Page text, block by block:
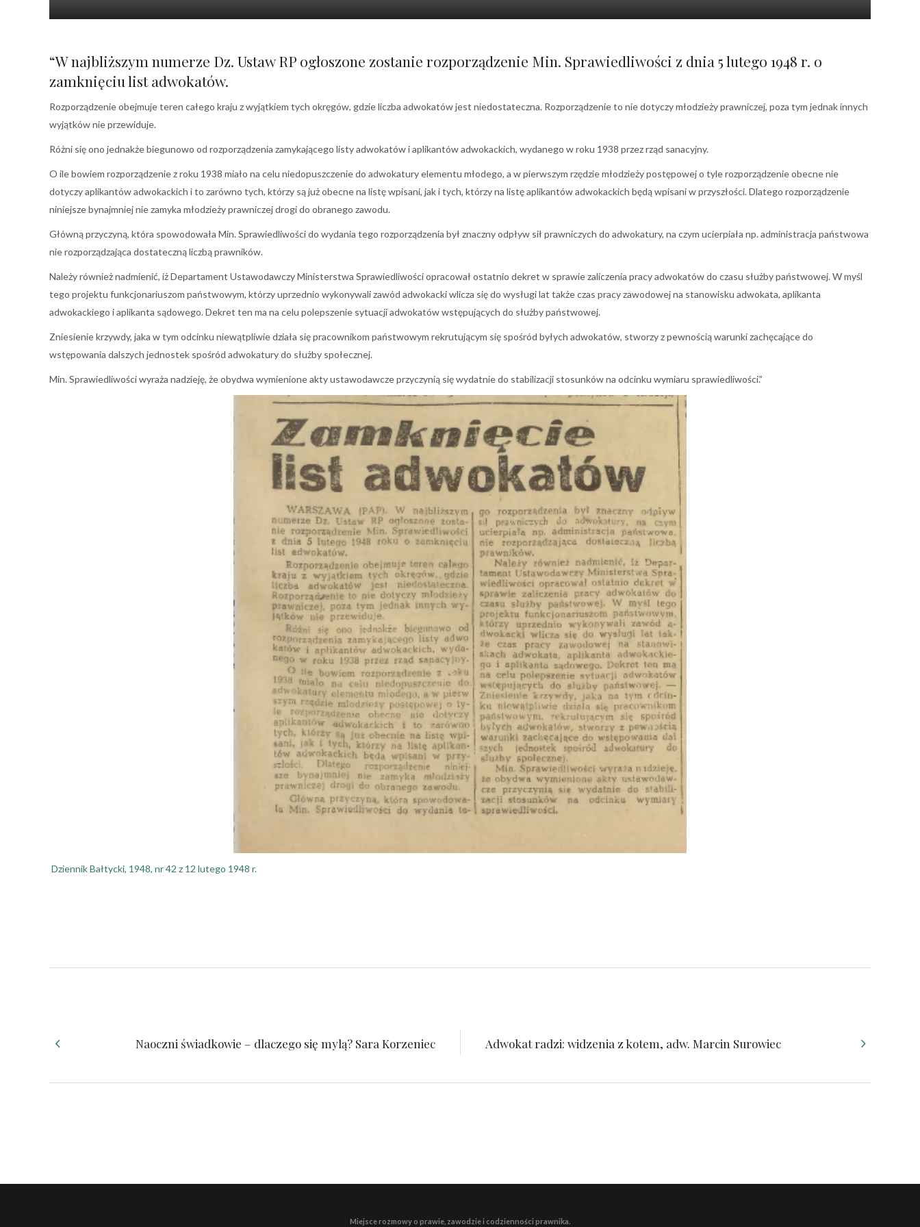
“W najbliższym numerze Dz. Ustaw RP ogłoszone zostanie rozporządzenie Min. Sprawiedliwości z dnia 5 lutego 1948 r. o
zamknięciu list adwokatów.
Rozporządzenie obejmuje teren całego kraju z wyjątkiem tych okręgów, gdzie liczba adwokatów jest niedostateczna. Rozporządzenie to nie dotyczy młodzieży prawniczej, poza tym jednak innych
wyjątków nie przewiduje.
Różni się ono jednakże biegunowo od rozporządzenia zamykającego listy adwokatów i aplikantów adwokackich, wydanego w roku 1938 przez rząd sanacyjny.
O ile bowiem rozporządzenie z roku 1938 miało na celu niedopuszczenie do adwokatury elementu młodego, a w pierwszym rzędzie młodzieży postępowej o tyle rozporządzenie obecne nie
dotyczy aplikantów adwokackich i to zarówno tych, którzy są już obecne na listę wpisani, jak i tych, którzy na listę aplikantów adwokackich będą wpisani w przyszłości. Dlatego rozporządzenie
niniejsze bynajmniej nie zamyka młodzieży prawniczej drogi do obranego zawodu.
Główną przyczyną, która spowodowała Min. Sprawiedliwości do wydania tego rozporządzenia był znaczny odpływ sił prawniczych do adwokatury, na czym ucierpiała np. administracja państwowa
nie rozporządzająca dostateczną liczbą prawników.
Należy również nadmienić, iż Departament Ustawodawczy Ministerstwa Sprawiedliwości opracował ostatnio dekret w sprawie zaliczenia pracy adwokatów do czasu służby państwowej. W myśl
tego projektu funkcjonariuszom państwowym, którzy uprzednio wykonywali zawód adwokacki wlicza się do wysługi lat także czas pracy zawodowej na stanowisku adwokata, aplikanta
adwokackiego i aplikanta sądowego. Dekret ten ma na celu polepszenie sytuacji adwokatów wstępujących do służby państwowej.
Zniesienie krzywdy, jaka w tym odcinku niewątpliwie działa się pracownikom państwowym rekrutującym się spośród byłych adwokatów, stworzy z pewnością warunki zachęcające do
wstępowania dalszych jednostek spośród adwokatury do służby społecznej.
Min. Sprawiedliwości wyraża nadzieję, że obydwa wymienione akty ustawodawcze przyczynią się wydatnie do stabilizacji stosunków na odcinku wymiaru sprawiedliwości.”
Dziennik Bałtycki, 1948, nr 42 z 12 lutego 1948 r.
Naoczni świadkowie – dlaczego się mylą? Sara Korzeniec Adwokat radzi: widzenia z kotem, adw. Marcin Surowiec
Miejsce rozmowy o prawie, zawodzie i codzienności prawnika.